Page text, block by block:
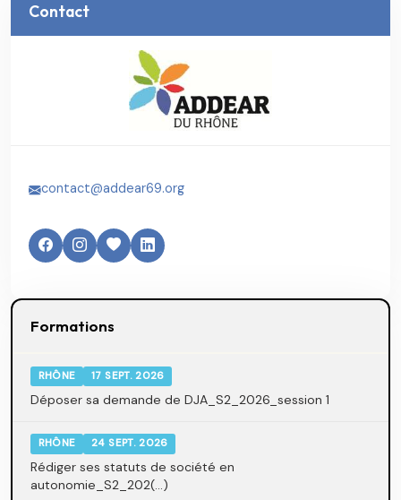
Contact
contact@addear69.org
Formations
RHÔNE 17 SEPT. 2026
Déposer sa demande de DJA_S2_2026_session 1
RHÔNE 24 SEPT. 2026
Rédiger ses statuts de société en
autonomie_S2_202(...)